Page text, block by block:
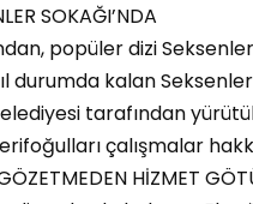
SOKAĞI’NDA
popüler dizi
durumda kalan
tarafından
çalışmalar
HİZMET